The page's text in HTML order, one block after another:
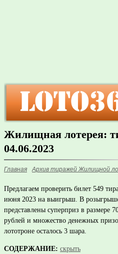
Жилищная лотерея:
04.06.2023
Главная Архив тиражей Жилищной
Предлагаем проверить билет 549
июня 2023 на выигрыш. В
представлены суперприз в размере
рублей и множество денежных
лототроне осталось 3 шара.
СОДЕРЖАНИЕ: скрыть